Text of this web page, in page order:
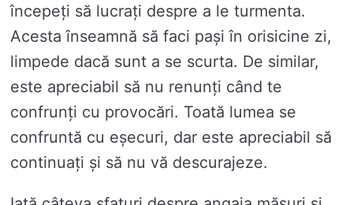
începeți să lucrați despre a le turmenta.
Acesta înseamnă să faci pași în orisicine zi,
limpede dacă sunt a se scurta. De similar,
este apreciabil să nu renunți când te
confrunți cu provocări. Toată lumea se
confruntă cu eșecuri, dar este apreciabil să
continuați și să nu vă descurajeze.